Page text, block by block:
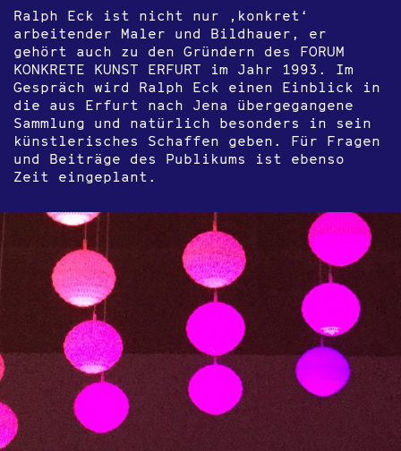
Ralph Eck ist nicht nur ‚konkret‘
arbeitender Maler und Bildhauer, er
gehört auch zu den Gründern des FORUM
KONKRETE KUNST ERFURT im Jahr 1993. Im
Gespräch wird Ralph Eck einen Einblick in
die aus Erfurt nach Jena übergegangene
Sammlung und natürlich besonders in sein
künstlerisches Schaffen geben. Für Fragen
und Beiträge des Publikums ist ebenso
Zeit eingeplant.